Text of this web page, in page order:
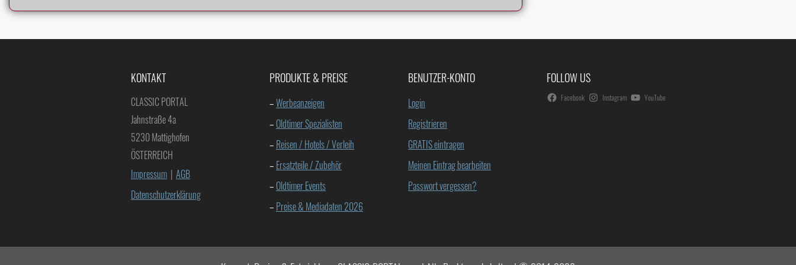
KONTAKT
CLASSIC PORTAL
Jahnstraße 4a
5230 Mattighofen
ÖSTERREICH
Impressum | AGB
Datenschutzerklärung
PRODUKTE & PREISE
–Werbeanzeigen
– Oldtimer Spezialisten
– Reisen / Hotels / Verleih
– Ersatzteile / Zubehör
– Oldtimer Events
– Preise & Mediadaten 2026
BENUTZER-KONTO
Login
Registrieren
GRATIS eintragen
Meinen Eintrag bearbeiten
Passwort vergessen?
FOLLOW US
Facebook Instagram YouTube